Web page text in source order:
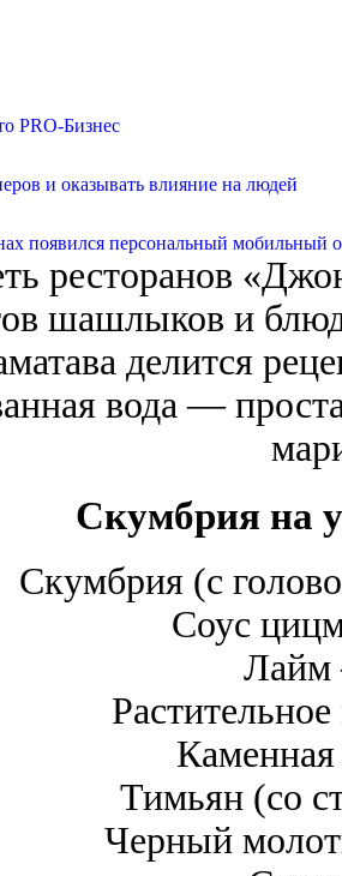
PRO-Бизнес
и оказывать влияние на людей
появился персональный мобильный
ресторанов
шашлыков и
делится
вода —
Скумбрия на
Скумбрия (с
Соус
Лайм
Тимьян (со
Черный